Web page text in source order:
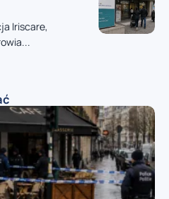
Iriscare,